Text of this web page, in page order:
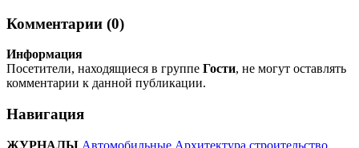
Комментарии (0)
Информация
Посетители, находящиеся в группе Гости, не могут оставлять
комментарии к данной публикации.
Навигация
ЖУРНАЛЫ Автомобильные Архитектура строительство